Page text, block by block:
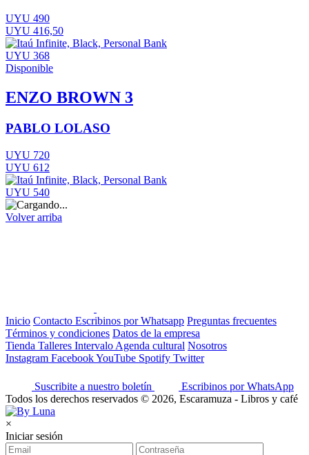
UYU 490
UYU 416,50
UYU 368
Disponible
ENZO BROWN 3
PABLO LOLASO
UYU 720
UYU 612
UYU 540
Volver arriba
Inicio Contacto Escribinos por Whatsapp Preguntas frecuentes
Términos y condiciones Datos de la empresa
Tienda Talleres Intervalo Agenda cultural Nosotros
Instagram FacebookYouTube Spotify Twitter
Suscribite a nuestro boletín
Escribinos por WhatsApp
Todos los derechos reservados © 2026, Escaramuza - Libros y café
×
Iniciar sesión